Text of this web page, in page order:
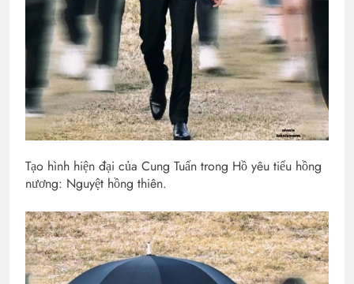
Tạo hình hiện đại của Cung Tuấn trong Hồ yêu tiểu hồng
nương: Nguyệt hồng thiên.